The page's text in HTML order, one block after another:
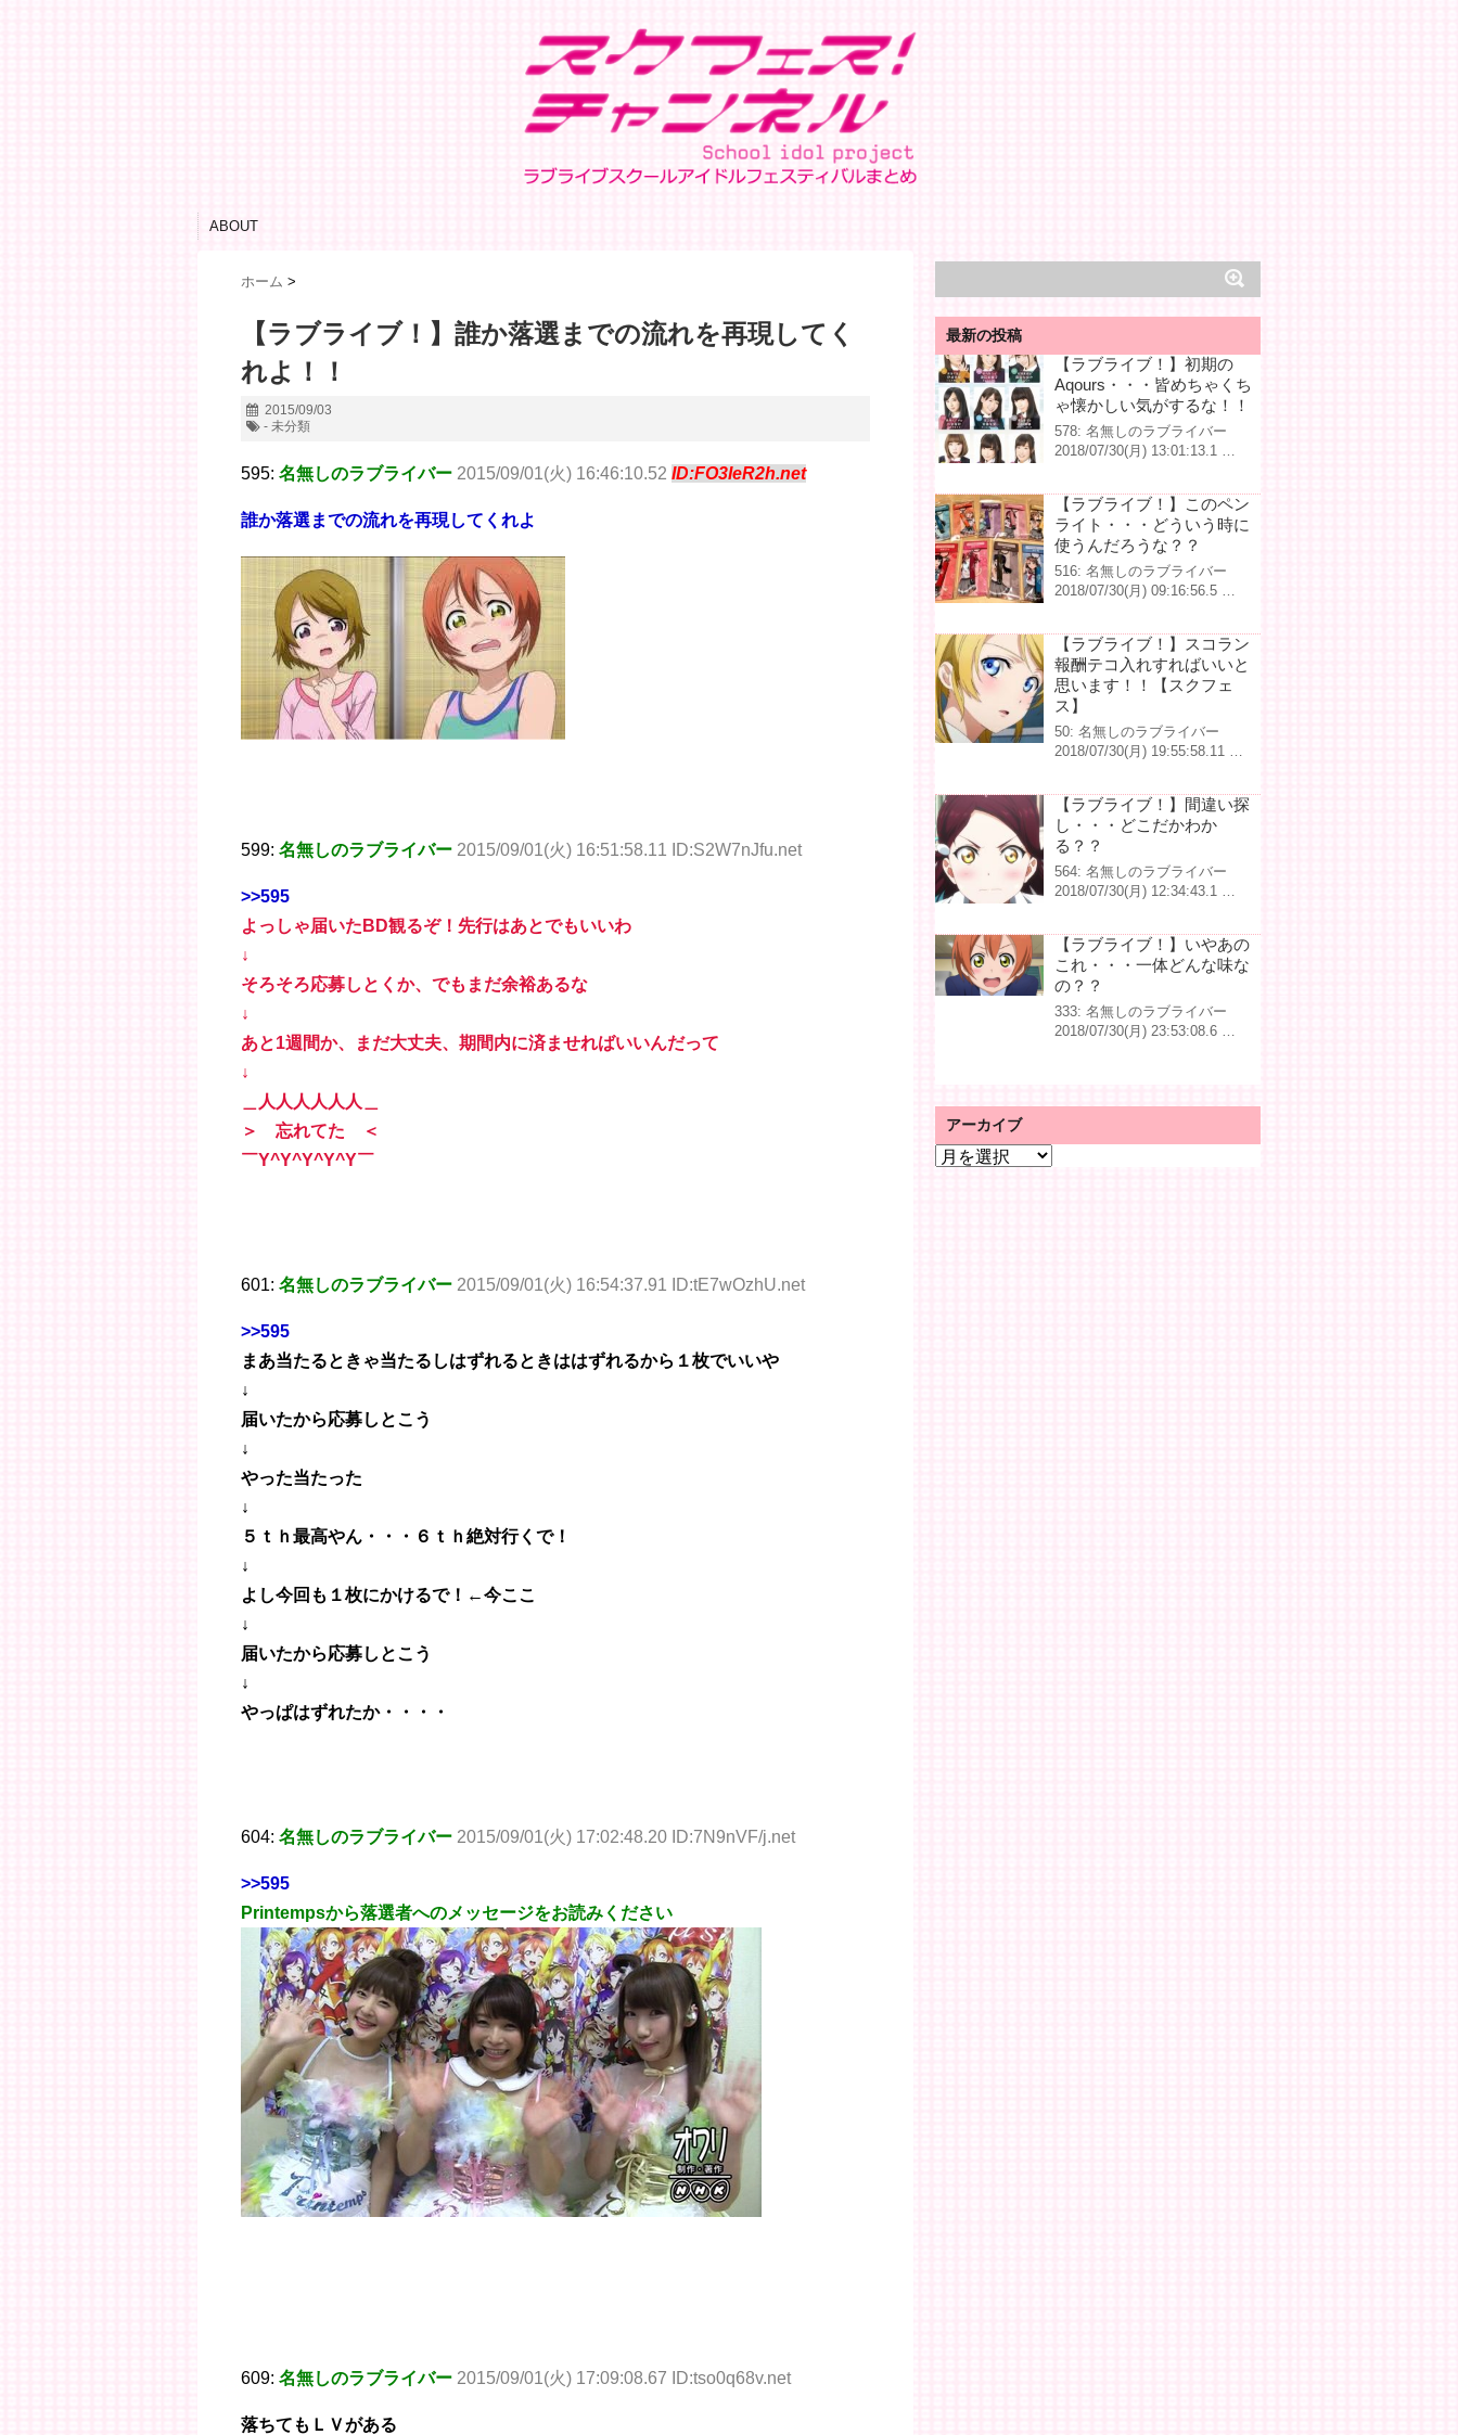
ABOUT
ホーム >
【ラブライブ！】誰か落選までの流れを再現してく
れよ！！
2015/09/03
- 未分類
595: 名無しのラブライバー 2015/09/01(火) 16:46:10.52 ID:FO3IeR2h.net
誰か落選までの流れを再現してくれよ
599: 名無しのラブライバー 2015/09/01(火) 16:51:58.11 ID:S2W7nJfu.net
>>595
よっしゃ届いたBD観るぞ！先行はあとでもいいわ
↓
そろそろ応募しとくか、でもまだ余裕あるな
↓
あと1週間か、まだ大丈夫、期間内に済ませればいいんだって
↓
＿人人人人人人＿
＞ 忘れてた ＜
￣Y^Y^Y^Y^Y￣
601: 名無しのラブライバー 2015/09/01(火) 16:54:37.91 ID:tE7wOzhU.net
>>595
まあ当たるときゃ当たるしはずれるときははずれるから１枚でいいや
↓
届いたから応募しとこう
↓
やった当たった
↓
５ｔｈ最高やん・・・６ｔｈ絶対行くで！
↓
よし今回も１枚にかけるで！←今ここ
↓
届いたから応募しとこう
↓
やっぱはずれたか・・・・
604: 名無しのラブライバー 2015/09/01(火) 17:02:48.20 ID:7N9nVF/j.net
>>595
Printempsから落選者へのメッセージをお読みください
609: 名無しのラブライバー 2015/09/01(火) 17:09:08.67 ID:tso0q68v.net
落ちてもＬＶがある
最新の投稿
【ラブライブ！】初期の
Aqours・・・皆めちゃくち
ゃ懐かしい気がするな！！
578: 名無しのラブライバー
2018/07/30(月) 13:01:13.1 …
【ラブライブ！】このペン
ライト・・・どういう時に
使うんだろうな？？
516: 名無しのラブライバー
2018/07/30(月) 09:16:56.5 …
【ラブライブ！】スコラン
報酬テコ入れすればいいと
思います！！【スクフェ
ス】
50: 名無しのラブライバー
2018/07/30(月) 19:55:58.11 …
【ラブライブ！】間違い探
し・・・どこだかわか
る？？
564: 名無しのラブライバー
2018/07/30(月) 12:34:43.1 …
【ラブライブ！】いやあの
これ・・・一体どんな味な
の？？
333: 名無しのラブライバー
2018/07/30(月) 23:53:08.6 …
アーカイブ
ア